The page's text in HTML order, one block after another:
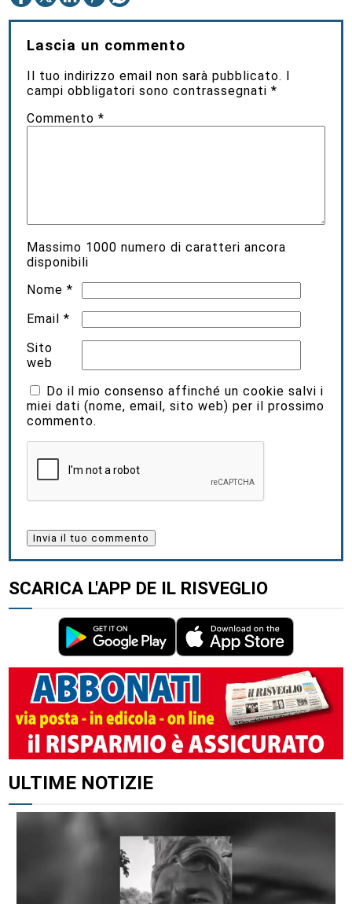
Lascia un commento
Il tuo indirizzo email non sarà pubblicato.
campi obbligatori sono contrassegnati*
Commento*
Massimo 1000 numero di caratteri ancora
disponibili
Nome*
Email*
Sito
web
Do il mio consenso affinché un cookie salvi i
miei dati (nome, email, sito web) per il prossimo
commento.
SCARICA L'APP DE IL RISVEGLIO
ALTRI ARTICOLI DI QUESTO AUTORE
ULTIME NOTIZIE